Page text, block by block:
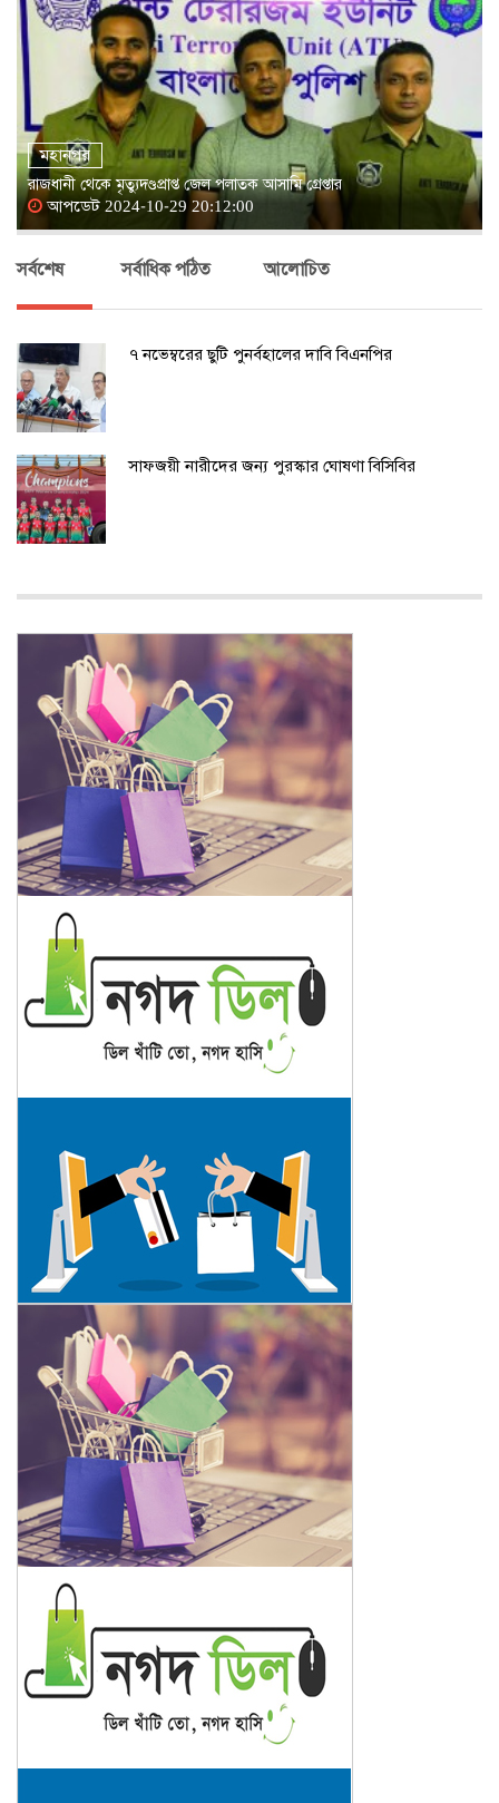
মহানগর
রাজধানী থেকে মৃত্যুদণ্ডপ্রাপ্ত জেল পলাতক আসামি গ্রেপ্তার
আপডেট 2024-10-29 20:12:00
সর্বশেষ সর্বাধিক পঠিত আলোচিত
৭ নভেম্বরের ছুটি পুনর্বহালের দাবি বিএনপির
সাফজয়ী নারীদের জন্য পুরস্কার ঘোষণা বিসিবির